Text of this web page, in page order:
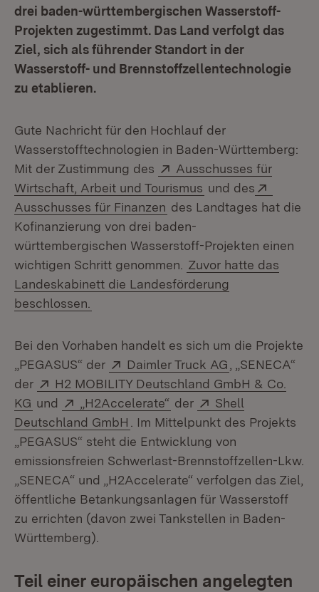
drei baden-württembergischen Wasser­stoff-
Projekten zugestimmt. Das Land verfolgt das
Ziel, sich als führender Standort in der
Wasserstoff- und Brennstoffzellentechnologie
zu etablieren.
Gute Nachricht für den Hochlauf der
Wasserstofftechnologien in Baden-Württemberg:
Mit der Zustimmung des
Extern:
Ausschusses für
Wirtschaft, Arbeit und Tourismus (Öffnet in neuem
und des
Ausschusses für Finanzen (Öffnet in neuem Fenster)
des Landtages hat die
Kofinanzierung von drei baden-
württembergischen Wasser­stoff-Projekten einen
wichtigen Schritt genommen.
Zuvor hatte das
Landeskabinett die Landesförderung
beschlossen.
Bei den Vorhaben handelt es sich um die Projekte
„PEGASUS“ der
Extern:
Daimler Truck AG (Öffnet in
, „SENECA“
der
Extern:
H2 MOBILITY Deutschland GmbH & Co.
KG (Öffnet in neuem Fenster)
und Extern:
„H2Accelerate“ (Öffnet in neuem Fenster)
der Extern:
Shell
Deutschland GmbH (Öffnet in neuem Fenster)
. Im Mittelpunkt des Projekts
„PEGASUS“ steht die Entwicklung von
emissionsfreien Schwerlast-Brennstoffzellen-Lkw.
„SENECA“ und „H2Accelerate“ verfolgen das Ziel,
öffentliche Betankungsanlagen für Wasserstoff
zu errichten (davon zwei Tank­stellen in Baden-
Württemberg).
Teil einer europäischen angelegten